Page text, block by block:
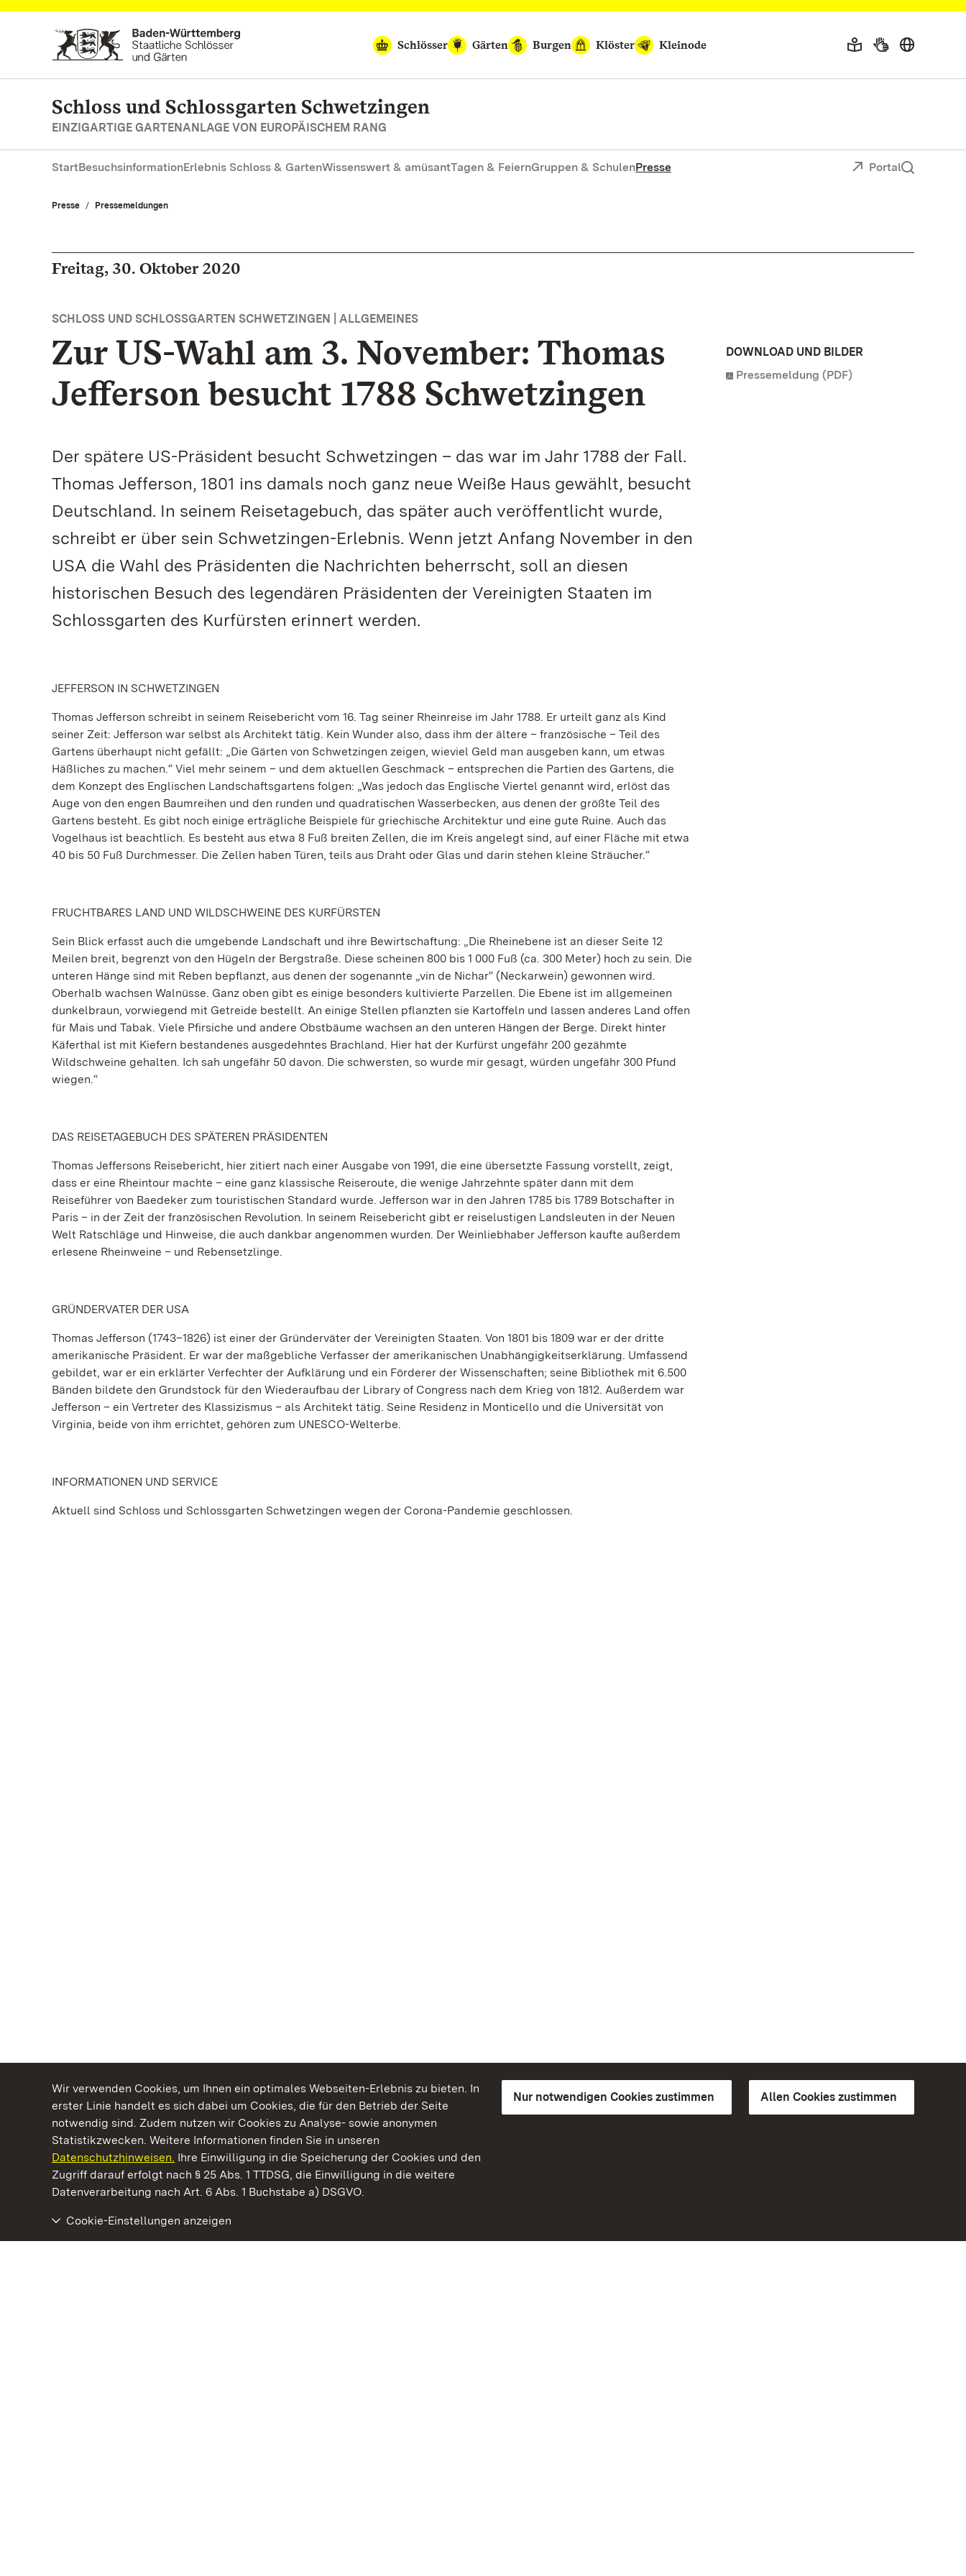
Wir verwenden Cookies, um Ihnen ein optimales Webseiten-Erlebnis zu bieten. In
erster Linie handelt es sich dabei um Cookies, die für den Betrieb der Seite
notwendig sind. Zudem nutzen wir Cookies zu Analyse- sowie anonymen
Statistikzwecken. Weitere Informationen finden Sie in unseren
Datenschutzhinweisen. Ihre Einwilligung in die Speicherung der Cookies und den
Zugriff darauf erfolgt nach § 25 Abs. 1 TTDSG, die Einwilligung in die weitere
Datenverarbeitung nach Art. 6 Abs. 1 Buchstabe a) DSGVO.
Nur notwendigen Cookies zustimmen Allen Cookies zustimmen
Cookie-Einstellungen anzeigen
Zum Hauptinhalt springen
Schlösser
Gärten Burgen Klöster Kleinode
Schloss und Schlossgarten Schwetzingen
EINZIGARTIGE GARTENANLAGE VON EUROPÄISCHEM RANG
StartBesuchsinformationErlebnis Schloss & GartenWissenswert & amüsantTagen & FeiernGruppen & SchulenPresse Portal
Presse Pressemeldungen
Freitag, 30. Oktober 2020
SCHLOSS UND SCHLOSSGARTEN SCHWETZINGEN | ALLGEMEINES
Zur US-Wahl am 3. November: Thomas
Jefferson besucht 1788 Schwetzingen
Der spätere US-Präsident besucht Schwetzingen – das war im Jahr 1788 der Fall.
Thomas Jefferson, 1801 ins damals noch ganz neue Weiße Haus gewählt, besucht
Deutschland. In seinem Reisetagebuch, das später auch veröffentlicht wurde,
schreibt er über sein Schwetzingen-Erlebnis. Wenn jetzt Anfang November in den
USA die Wahl des Präsidenten die Nachrichten beherrscht, soll an diesen
historischen Besuch des legendären Präsidenten der Vereinigten Staaten im
Schlossgarten des Kurfürsten erinnert werden.
JEFFERSON IN SCHWETZINGEN
Thomas Jefferson schreibt in seinem Reisebericht vom 16. Tag seiner Rheinreise im Jahr 1788. Er urteilt ganz als Kind
seiner Zeit: Jefferson war selbst als Architekt tätig. Kein Wunder also, dass ihm der ältere – französische – Teil des
Gartens überhaupt nicht gefällt: „Die Gärten von Schwetzingen zeigen, wieviel Geld man ausgeben kann, um etwas
Häßliches zu machen.“ Viel mehr seinem – und dem aktuellen Geschmack – entsprechen die Partien des Gartens, die
dem Konzept des Englischen Landschaftsgartens folgen: „Was jedoch das Englische Viertel genannt wird, erlöst das
Auge von den engen Baumreihen und den runden und quadratischen Wasserbecken, aus denen der größte Teil des
Gartens besteht. Es gibt noch einige erträgliche Beispiele für griechische Architektur und eine gute Ruine. Auch das
Vogelhaus ist beachtlich. Es besteht aus etwa 8 Fuß breiten Zellen, die im Kreis angelegt sind, auf einer Fläche mit etwa
40 bis 50 Fuß Durchmesser. Die Zellen haben Türen, teils aus Draht oder Glas und darin stehen kleine Sträucher.“
FRUCHTBARES LAND UND WILDSCHWEINE DES KURFÜRSTEN
Sein Blick erfasst auch die umgebende Landschaft und ihre Bewirtschaftung: „Die Rheinebene ist an dieser Seite 12
Meilen breit, begrenzt von den Hügeln der Bergstraße. Diese scheinen 800 bis 1 000 Fuß (ca. 300 Meter) hoch zu sein. Die
unteren Hänge sind mit Reben bepflanzt, aus denen der sogenannte „vin de Nichar“ (Neckarwein) gewonnen wird.
Oberhalb wachsen Walnüsse. Ganz oben gibt es einige besonders kultivierte Parzellen. Die Ebene ist im allgemeinen
dunkelbraun, vorwiegend mit Getreide bestellt. An einige Stellen pflanzten sie Kartoffeln und lassen anderes Land offen
für Mais und Tabak. Viele Pfirsiche und andere Obstbäume wachsen an den unteren Hängen der Berge. Direkt hinter
Käferthal ist mit Kiefern bestandenes ausgedehntes Brachland. Hier hat der Kurfürst ungefähr 200 gezähmte
Wildschweine gehalten. Ich sah ungefähr 50 davon. Die schwersten, so wurde mir gesagt, würden ungefähr 300 Pfund
wiegen.“
DAS REISETAGEBUCH DES SPÄTEREN PRÄSIDENTEN
Thomas Jeffersons Reisebericht, hier zitiert nach einer Ausgabe von 1991, die eine übersetzte Fassung vorstellt, zeigt,
dass er eine Rheintour machte – eine ganz klassische Reiseroute, die wenige Jahrzehnte später dann mit dem
Reiseführer von Baedeker zum touristischen Standard wurde. Jefferson war in den Jahren 1785 bis 1789 Botschafter in
Paris – in der Zeit der französischen Revolution. In seinem Reisebericht gibt er reiselustigen Landsleuten in der Neuen
Welt Ratschläge und Hinweise, die auch dankbar angenommen wurden. Der Weinliebhaber Jefferson kaufte außerdem
erlesene Rheinweine – und Rebensetzlinge.
GRÜNDERVATER DER USA
Thomas Jefferson (1743–1826) ist einer der Gründerväter der Vereinigten Staaten. Von 1801 bis 1809 war er der dritte
amerikanische Präsident. Er war der maßgebliche Verfasser der amerikanischen Unabhängigkeitserklärung. Umfassend
gebildet, war er ein erklärter Verfechter der Aufklärung und ein Förderer der Wissenschaften; seine Bibliothek mit 6.500
Bänden bildete den Grundstock für den Wiederaufbau der Library of Congress nach dem Krieg von 1812. Außerdem war
Jefferson – ein Vertreter des Klassizismus – als Architekt tätig. Seine Residenz in Monticello und die Universität von
Virginia, beide von ihm errichtet, gehören zum UNESCO-Welterbe.
INFORMATIONEN UND SERVICE
Aktuell sind Schloss und Schlossgarten Schwetzingen wegen der Corona-Pandemie geschlossen.
DOWNLOAD UND BILDER
Pressemeldung (PDF)
Kommen. Staunen. Genießen.